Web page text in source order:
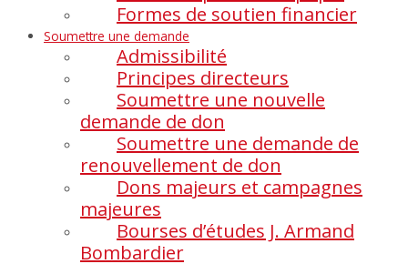
Formes de soutien financier
Soumettre une demande
Admissibilité
Principes directeurs
Soumettre une nouvelle
demande de don
Soumettre une demande de
renouvellement de don
Dons majeurs et campagnes
majeures
Bourses d’études J. Armand
Bombardier